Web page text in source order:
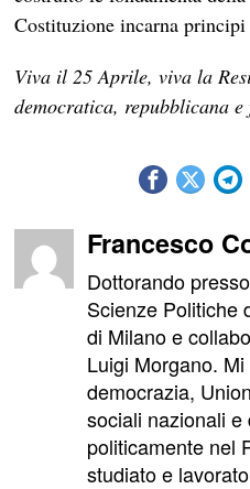
Costituzione incarna
Viva il 25 Aprile, viva la
democratica, repubblicana
Francesco
Dottorando
Scienze Politiche
di Milano e
Luigi Morgano.
democrazia,
sociali nazionali
politicamente nel
studiato e